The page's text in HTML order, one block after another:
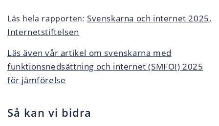
Läs hela rapporten: Svenskarna och internet 2025,
Internetstiftelsen
Läs även vår artikel om svenskarna med
funktionsnedsättning och internet (SMFOI) 2025
för jämförelse
Så kan vi bidra